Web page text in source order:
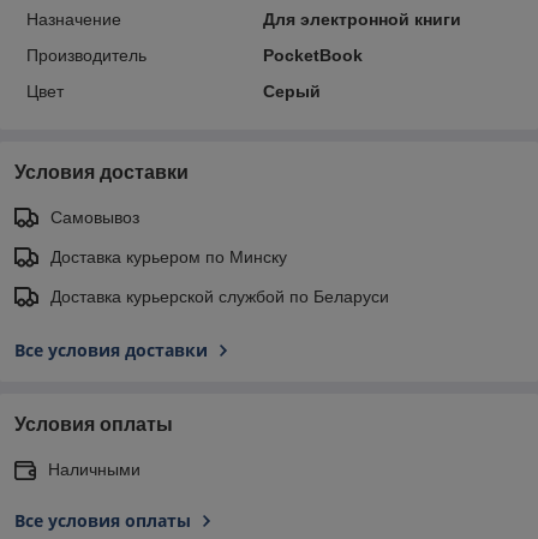
Назначение
Для электронной книги
Производитель
PocketBook
Цвет
Серый
Условия доставки
Самовывоз
Доставка курьером по Минску
Доставка курьерской службой по Беларуси
Все условия доставки
Условия оплаты
Наличными
Все условия оплаты